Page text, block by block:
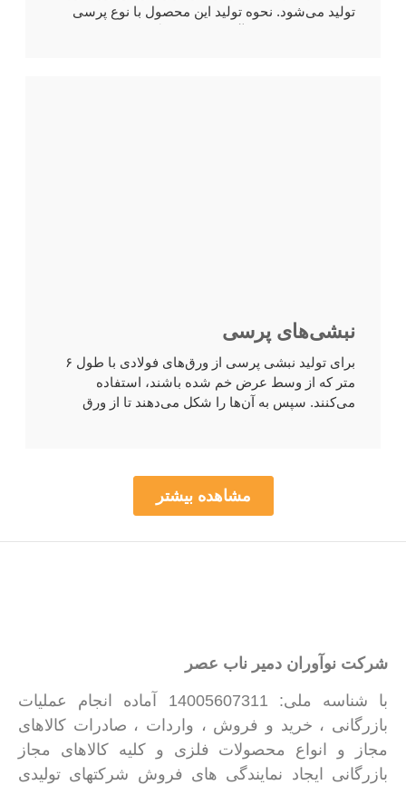
تولید می‌شود. نحوه تولید این محصول با نوع پرسی
نبشی‌های پرسی
برای تولید نبشی پرسی از ورق‌های فولادی با طول ۶
متر که از وسط عرض خم شده باشند، استفاده
می‌کنند. سپس به آن‌ها را شکل می‌دهند تا از ورق
مشاهده بیشتر
شرکت نوآوران دمیر ناب عصر
با شناسه ملی: 14005607311 آماده انجام عملیات
بازرگانی ، خرید و فروش ، واردات ، صادرات کالاهای
مجاز و انواع محصولات فلزی و کلیه کالاهای مجاز
بازرگانی ایجاد نمایندگی های فروش شرکتهای تولیدی